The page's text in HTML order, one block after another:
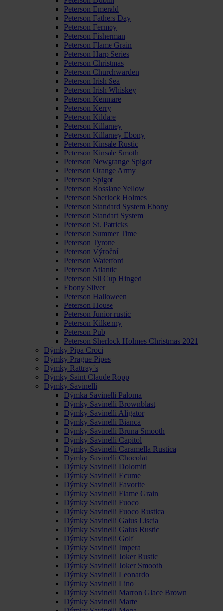
Peterson Emerald
Peterson Fathers Day
Peterson Fermoy
Peterson Fisherman
Peterson Flame Grain
Peterson Harp Series
Peterson Christmas
Peterson Churchwarden
Peterson Irish Sea
Peterson Irish Whiskey
Peterson Kenmare
Peterson Kerry
Peterson Kildare
Peterson Killarney
Peterson Killarney Ebony
Peterson Kinsale Rustic
Peterson Kinsale Smoth
Peterson Newgrange Spigot
Peterson Orange Army
Peterson Spigot
Peterson Rosslane Yellow
Peterson Sherlock Holmes
Peterson Standard System Ebony
Peterson Standart System
Peterson St. Patricks
Peterson Summer Time
Peterson Tyrone
Peterson Výroční
Peterson Waterford
Peterson Atlantic
Peterson Sil Cup Hinged
Ebony Silver
Peterson Halloween
Peterson House
Peterson Junior rustic
Peterson Kilkenny
Peterson Pub
Peterson Sherlock Holmes Christmas 2021
Dýmky Pipa Croci
Dýmky Prague Pipes
Dýmky Rattray´s
Dýmky Saint Claude Ropp
Dýmky Savinelli
Dýmka Savinelli Paloma
Dýmky Savinelli Brownblast
Dýmky Savinelli Aligator
Dýmky Savinelli Bianca
Dýmky Savinelli Bruna Smooth
Dýmky Savinelli Capitol
Dýmky Savinelli Caramella Rustica
Dýmky Savinelli Chocolat
Dýmky Savinelli Dolomiti
Dýmky Savinelli Ecume
Dýmky Savinelli Favorite
Dýmky Savinelli Flame Grain
Dýmky Savinelli Fuoco
Dýmky Savinelli Fuoco Rustica
Dýmky Savinelli Gaius Liscia
Dýmky Savinelli Gaius Rustic
Dýmky Savinelli Golf
Dýmky Savinelli Impera
Dýmky Savinelli Joker Rustic
Dýmky Savinelli Joker Smooth
Dýmky Savinelli Leonardo
Dýmky Savinelli Lino
Dýmky Savinelli Marron Glace Brown
Dýmky Savinelli Marte